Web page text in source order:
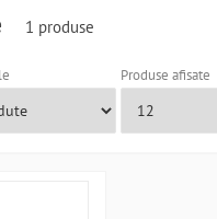
1 produse
Produse afisate